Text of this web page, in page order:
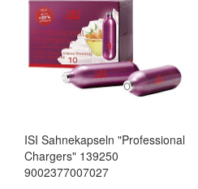
ISI Sahnekapseln "Professional
Chargers" 139250
9002377007027